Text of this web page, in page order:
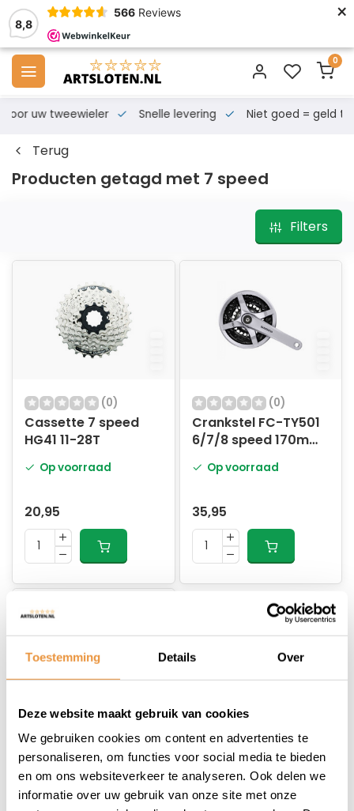
Toestemming Details Over
Deze website maakt gebruik van cookies
We gebruiken cookies om content en advertenties te
personaliseren, om functies voor social media te bieden
en om ons websiteverkeer te analyseren. Ook delen we
informatie over uw gebruik van onze site met onze
8,8
566 Reviews ×
0
voor uw tweewieler Snelle levering Niet goed = geld
Terug
Producten getagd met 7 speed
Filters
(0)
Cassette 7 speed
HG41 11-28T
Op voorraad
20,95
(0)
Crankstel FC-TY501
6/7/8 speed 170mm
kettingscherm -
Op voorraad
35,95
Fietsketting 6-7-8
Op voorraad